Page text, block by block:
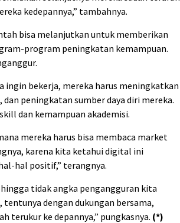
kedepannya,” tambahnya.
bisa melanjutkan untuk memberikan
program peningkatan kemampuan.
ingin bekerja, mereka harus meningkatkan
peningkatan sumber daya diri mereka.
dan kemampuan akademisi.
mereka harus bisa membaca market
karena kita ketahui digital ini
hal positif,” terangnya.
tidak angka pengangguran kita
dengan dukungan bersama,
terukur ke depannya,” pungkasnya. (*)